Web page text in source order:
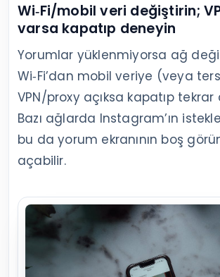
Wi‑Fi/mobil veri değiştirin;
varsa kapatıp deneyin
Yorumlar yüklenmiyorsa ağ
Wi‑Fi’dan mobil veriye (veya
VPN/proxy açıksa kapatıp tekrar
Bazı ağlarda Instagram’ın
bu da yorum ekranının boş
açabilir.